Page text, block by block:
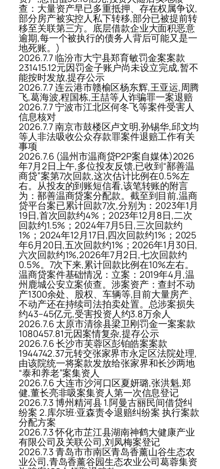
查：大量资产早已多重抵押、存在权属争议,
部分房产被实控人私下转移,部分已被提前转
移至关联第三方。底层借款企业大面积恶意
逾期,每一个被执行的债务人背后可能又是一
地死账。)
2026.7.7 临汾市大宁县郑育敏罚金案案款
231415.12元因罚金子账户尚未设立完成,暂不
能按时发放,提存公示
2026.7.7 连云港市赣榆区杨东辉,王亚运,周腾
飞,葛海波,程国栋,王喆等人诈骗罪一案退赔
2026.7.7 宁波市江北区何冬飞等案件受害人
信息核对
2026.7.7 南京市鼓楼区卢文明,孙锡华,邱文均
等人非法吸收公众存款罪案件退赔工作有关
事项
2026.7.6 (温州市温商贷P2P案自媒体)2026
年7月2日上午,多位投友反馈,已收到“鄯善温
商贷”案第7次回款,这次估计比例在0.5%左
右。从投友的到账短信看,该笔转账的附言
为：鄯善温商贷案分配款。截至到目前,温商
贷平台案已累计回款7次,分别为：2023年1月
19日,首次回款约4%；2023年12月8日,二次
回款约1.5%；2024年7月5日,三次回款约
1%；2024年12月17日,四次回款约1%；2025
年6月20日,五次回款约1%；2026年1月30日,
六次回款约1%,2026年7月2日,七次回款约
0.5%。7次下来,累计回款比例在10%左右。
温商贷案件基础情况：立案：2019年4月,温
州鹿城公安立案侦查。涉案资产：查封不动
产1300余处、股权、车辆等,目前大量房产、
不动产还在持续司法拍卖处置。总涉案损失
约43–45亿元,受害投资人约3.8万余人
2026.7.6 太原市清徐县梁卫刚罚金一案案款
1080457.81元因案情复杂,提存公示
2026.7.6 长沙市芙蓉区彭铂皓案案款
1944742.37元转交张家界市永定区法院处理,
由该院统一将案款发放给张家界和长沙两地
“泰和养老”案集资人
2026.7.6 大连市沙河口区夏妍璐,张洪魁,郑
健,董长亮非吸案集资人第一次信息登记
2026.7.3 博州精河县 1.阿曼古丽民间借贷纠
纷案 2.库尔班·亚森责令退赔纠纷案 执行案款
分配方案
2026.7.3 怀化市芷江县湖南神鹤大健康产业
有限公司及关联公司,刘凤梅案登记
2026.7.3 青岛市市南区青岛香薰山谷生态农
业公司,青岛香薰谷园生态农业公司葛蓉集资